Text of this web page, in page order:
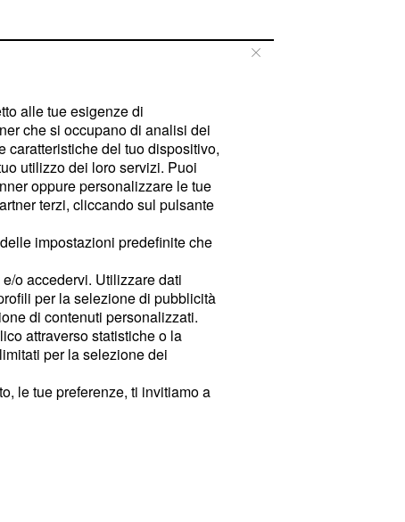
alle tue esigenze di
che si occupano di analisi dei
caratteristiche del tuo dispositivo,
utilizzo dei loro servizi. Puoi
oppure personalizzare le tue
terzi, cliccando sul pulsante
impostazioni predefinite che
o accedervi. Utilizzare dati
per la selezione di pubblicità
di contenuti personalizzati.
attraverso statistiche o la
per la selezione dei
le tue preferenze, ti invitiamo a